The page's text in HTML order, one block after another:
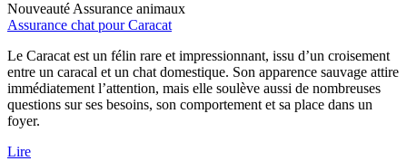
Nouveauté Assurance animaux
Assurance chat pour Caracat
Le Caracat est un félin rare et impressionnant, issu d’un croisement
entre un caracal et un chat domestique. Son apparence sauvage attire
immédiatement l’attention, mais elle soulève aussi de nombreuses
questions sur ses besoins, son comportement et sa place dans un
foyer.
Lire